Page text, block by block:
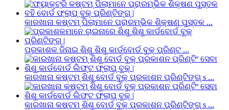
କାରଖାନା କଷ୍ଟମ୍ ପିଲାମାନେ ପ୍ରାରମ୍ଭିକ ଶିକ୍ଷଣ ପୁସ୍ତକ ...
ପ୍ରକାଶକ ଜିନାଇ ଶିଶୁ ଶିଶୁ କାର୍ଡବୋର୍ଡ ବୁକ୍ ପ୍ରିଣ୍ଟ ...
କାରଖାନା କଷ୍ଟମ୍ ଶିଶୁ ବୋର୍ଡ ବୁକ୍ ପ୍ରକାଶନ ପ୍ରିଣ୍ଟିଙ୍ଗ୍ s ...
କାରଖାନା କଷ୍ଟମ୍ ଶିଶୁ ବୋର୍ଡ ବୁକ୍ ପ୍ରକାଶନ ପ୍ରିଣ୍ଟିଙ୍ଗ୍ s ...